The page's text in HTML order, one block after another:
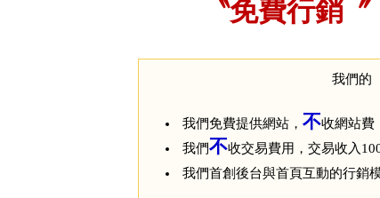
〝免費行銷〞
我們的
我們免費提供網站，不收網站費
我們不收交易費用，交易收入
我們首創後台與首頁互動的行銷